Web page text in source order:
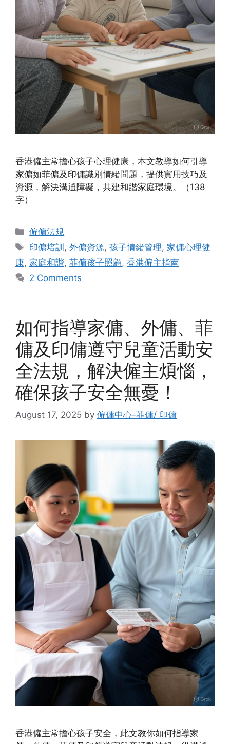
香港僱主常擔心孩子心理健康，本文教導如何引導
家傭如菲傭及印傭識別情緒問題，提供實用技巧及
資源，解決溝通障礙，共建和諧家庭環境。（138
字）
Categories
僱傭法規
Tags
印傭培訓 ,外傭資源,孩子情緒管理, 家傭心理健
康, 家庭和諧, 菲傭孩子照顧, 香港僱主指南
2 Comments
如何指導家傭、外傭、菲
傭及印傭遵守兒童活動安
全法規，解決僱主煩惱，
確保孩子安全無憂！
August 17, 2025 by 僱傭中心-菲傭/ 印傭
香港僱主常擔心孩子安全，此文教你如何指導家